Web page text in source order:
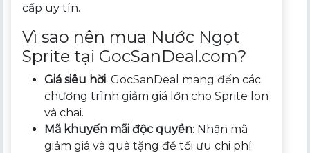
cấp uy tín.
Vì sao nên mua Nước Ngọt
Sprite tại GocSanDeal.com?
Giá siêu hời: GocSanDeal mang đến các
chương trình giảm giá lớn cho Sprite lon
và chai.
Mã khuyến mãi độc quyền: Nhận mã
giảm giá và quà tặng để tối ưu chi phí